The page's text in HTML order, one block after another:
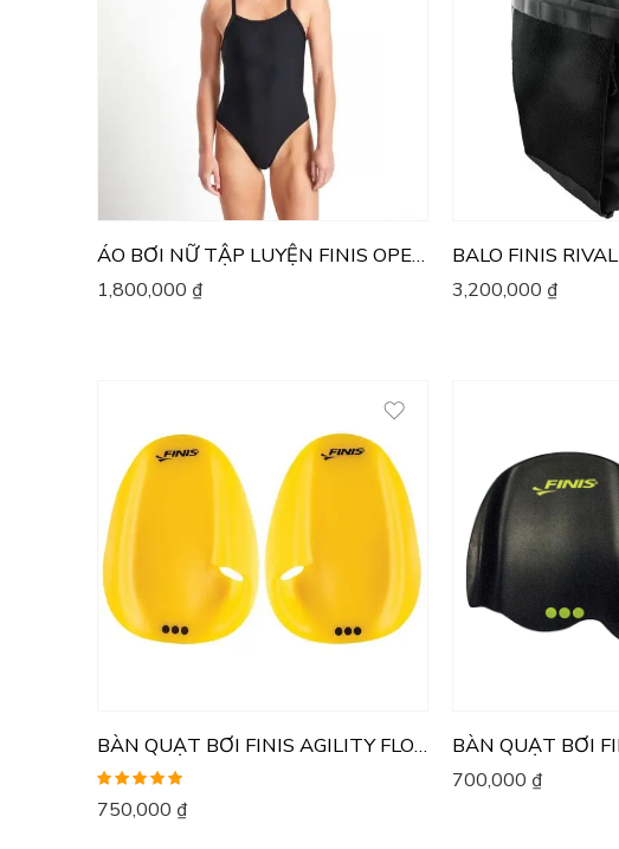
ÁO BƠI NỮ TẬP LUYỆN FINIS OPENBACK SOLID
1,800,000 ₫
BALO FINIS RIVAL
3,200,000 ₫
BÀN QUẠT BƠI FINIS AGILITY FLOATING
Được xếp
hạng5.00 5
750,000 ₫
700,000 ₫